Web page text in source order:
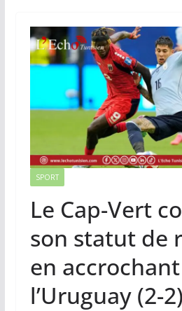
SPORT
Le Cap-Vert
son statut de
en accrochant
l’Uruguay (2-2)